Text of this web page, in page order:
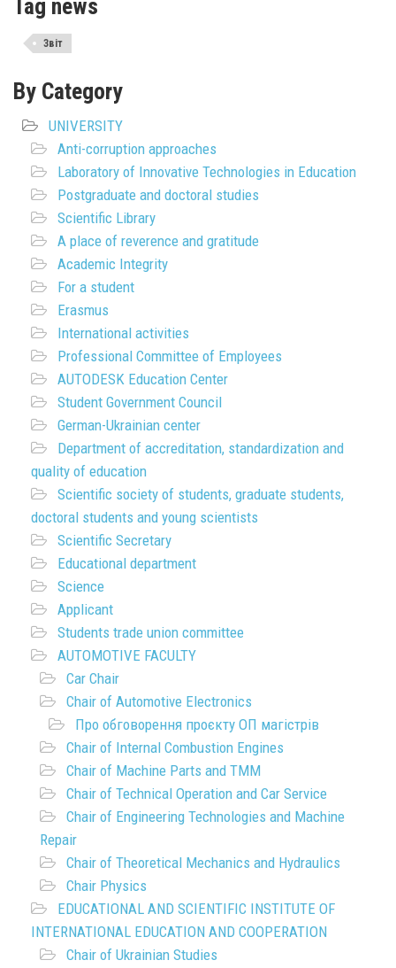
Tag news
Звіт
By Category
UNIVERSITY
Anti-corruption approaches
Laboratory of Innovative Technologies in Education
Postgraduate and doctoral studies
Scientific Library
A place of reverence and gratitude
Academic Integrity
For a student
Erasmus
International activities
Professional Committee of Employees
AUTODESK Education Center
Student Government Council
German-Ukrainian center
Department of accreditation, standardization and
quality of education
Scientific society of students, graduate students,
doctoral students and young scientists
Scientific Secretary
Educational department
Science
Applicant
Students trade union committee
AUTOMOTIVE FACULTY
Car Chair
Chair of Automotive Electronics
Про обговорення проєкту ОП магістрів
Chair of Internal Combustion Engines
Chair of Machine Parts and TMM
Chair of Technical Operation and Car Service
Chair of Engineering Technologies and Machine
Repair
Chair of Theoretical Mechanics and Hydraulics
Chair Physics
EDUCATIONAL AND SCIENTIFIC INSTITUTE OF
INTERNATIONAL EDUCATION AND COOPERATION
Chair of Ukrainian Studies